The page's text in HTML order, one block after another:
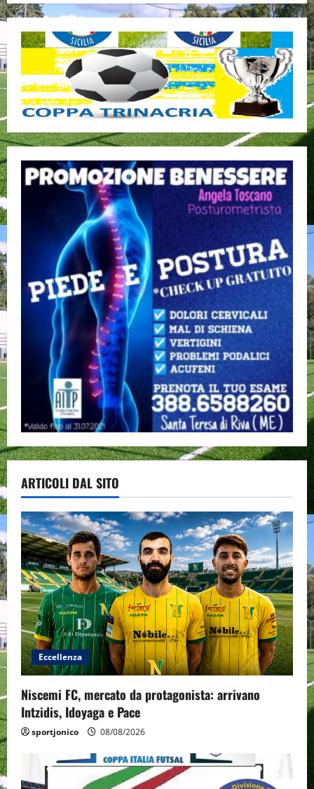
ARTICOLI DAL SITO
Eccellenza
Niscemi FC, mercato da protagonista: arrivano
Intzidis, Idoyaga e Pace
sportjonico 08/08/2026